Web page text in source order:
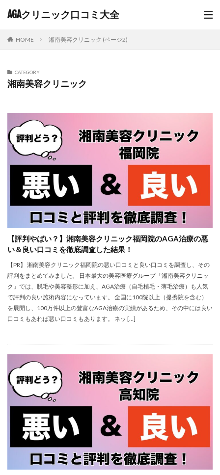
AGAクリニック口コミ大全
HOME 湘南美容クリニック (ページ2)
CATEGORY
湘南美容クリニック
【評判やばい？】湘南美容クリニック福岡院のAGA治療の悪
い＆良い口コミを徹底調査した結果！
【PR】 湘南美容クリニック福岡院の悪い口コミと良い口コミを調査し、その
評判をまとめてみました。 日本最大の美容医療グループ「湘南美容クリニッ
ク」では、脱毛や美容整形に加え、AGA治療（自毛植毛・薄毛治療）も人気
で評判の良い施術内容になっています。 全国に100院以上（提携院を含む）
を展開し、100万件以上の豊富なAGA治療の実績があるため、その中には良い
口コミもあれば悪い口コミもあります。 ネッ […]